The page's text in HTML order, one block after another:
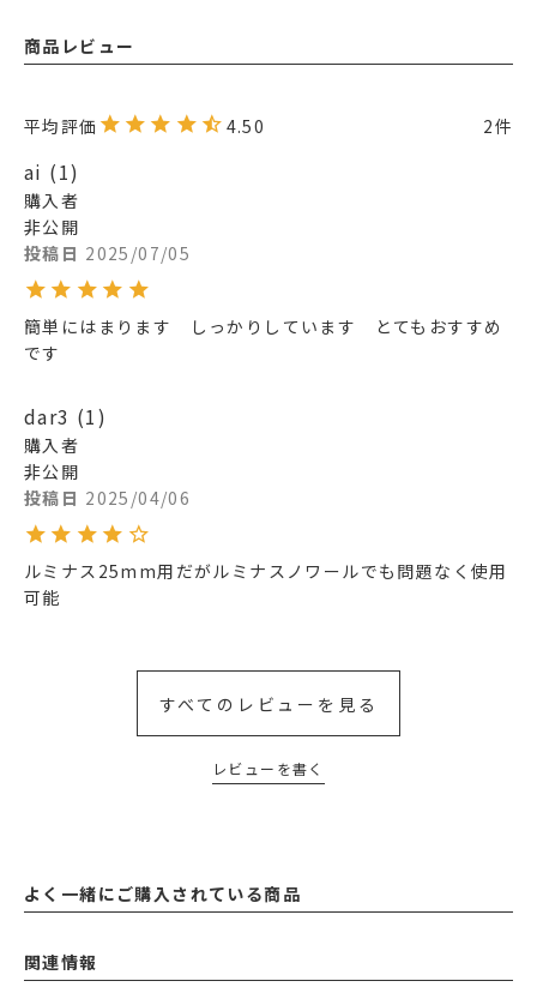
商品レビュー
4.50 2
ai 1
購入者
非公開
投稿日 2025/07/05
簡単にはまります　しっかりしています　とてもおすすめ
です
dar3 1
購入者
非公開
投稿日 2025/04/06
ルミナス25mm用だがルミナスノワールでも問題なく使用
可能
すべてのレビューを見る
レビューを書く
よく一緒にご購入されている商品
関連情報